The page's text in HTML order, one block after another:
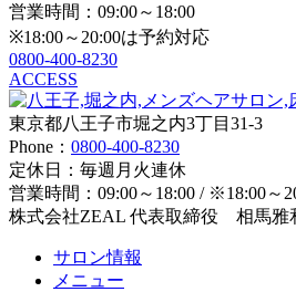
営業時間：09:00～18:00
※18:00～20:00は予約対応
0800-400-8230
ACCESS
東京都八王子市堀之内3丁目31-3
Phone： 0800-400-8230
定休日：毎週月火連休
営業時間：09:00～18:00 / ※18:00～
株式会社ZEAL 代表取締役 相馬雅
サロン情報
メニュー